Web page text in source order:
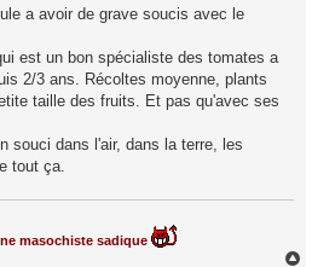
a avoir de grave soucis avec le
est un bon spécialiste des tomates a
2/3 ans. Récoltes moyenne, plants
taille des fruits. Et pas qu'avec ses
souci dans l'air, dans la terre, les
tout ça.
masochiste sadique